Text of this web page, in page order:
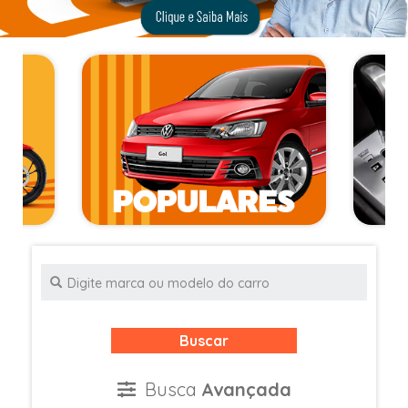
Buscar
Busca Avançada